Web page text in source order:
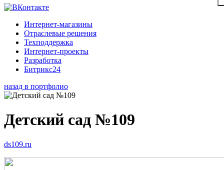
Интернет-магазины
Отраслевые решения
Техподдержка
Интернет-проекты
Разработка
Битрикс24
назад в портфолио
Детский сад №109
ds109.ru